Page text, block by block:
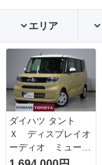
エリア
ダイハツ タント
Ｘ ディスプレイオ
ーディオ ミュージ
ックプレイヤー接続